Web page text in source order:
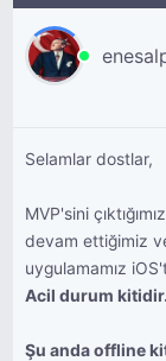
Selamlar dostlar,
MVP'sini
devam ettiğimiz
uygulamamız
Acil durum kitidir.
Şu anda offline